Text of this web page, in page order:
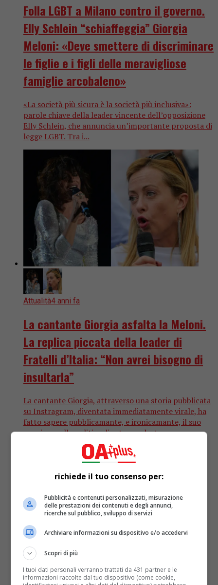
Folla LGBT a Milano contro il governo.
Elly Schlein “schiaffeggia” Giorgia
Meloni: «Deve smettere di discriminare
le figlie e i figli delle meravigliose
famiglie arcobaleno»
«La società più sicura è la società più inclusiva»:
parole chiave della leader vincente dell’opposizione
Elly Schlein, che annuncia un’importante proposta di
legge LGBT. Tra i...
Attualità4 anni fa
La cantante Giorgia asfalta la Meloni.
La replica piccata della leader di
Fratelli d’Italia: “Non avrei bisogno di
insultarla”
La cantante Giorgia, attraverso una storia pubblicata
su Instragram, diventata immediatamente virale, ha
fatto sapere pubblicamante, e ironicamante, il suo
pensiero sulla politica di estrema destra...
richiede il tuo consenso per:
Pubblicità e contenuti personalizzati, misurazione
delle prestazioni dei contenuti e degli annunci,
ricerche sul pubblico, sviluppo di servizi
Archiviare informazioni su dispositivo e/o accedervi
Scopri di più
I tuoi dati personali verranno trattati da 431 partner e le
informazioni raccolte dal tuo dispositivo (come cookie,